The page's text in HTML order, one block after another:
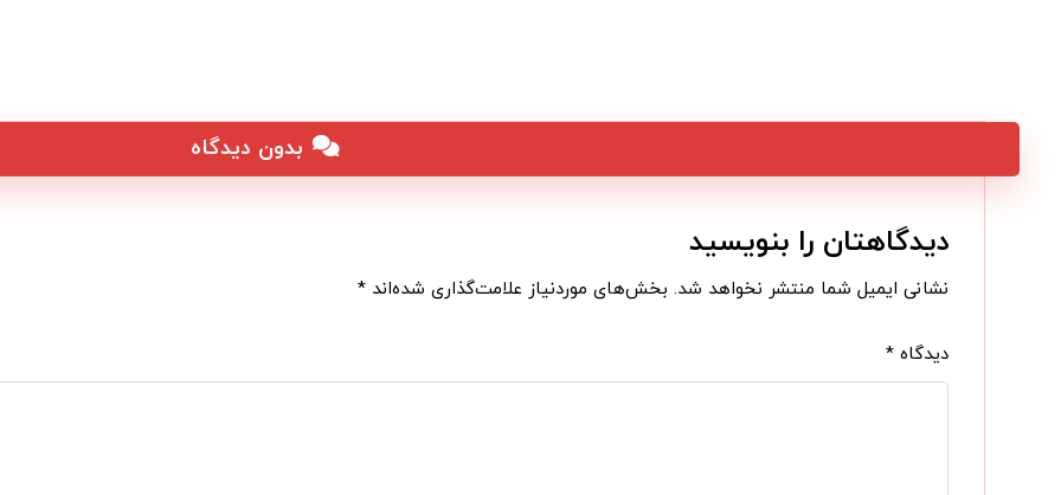
بدون دیدگاه
دیدگاهتان را بنویسید
نشانی ایمیل شما منتشر نخواهد شد. بخش‌های موردنیاز علامت‌گذاری شده‌اند *
دیدگاه *